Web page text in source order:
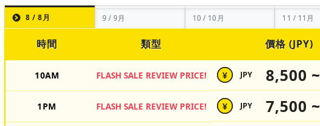
8 / 8月 9 / 9月 10 / 10月 11 / 11月
時間 類型 價格 (JPY)
10AM FLASH SALE REVIEW PRICE! ¥ JPY 8,500 ~
1PM FLASH SALE REVIEW PRICE! ¥ JPY 7,500 ~